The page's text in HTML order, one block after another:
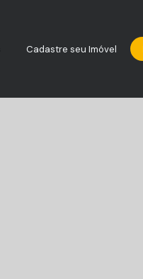
Cadastre seu Imóvel